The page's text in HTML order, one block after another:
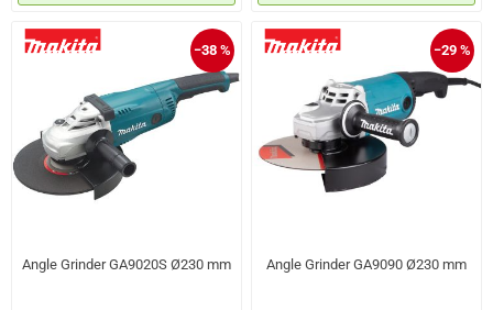
−38 %
Angle Grinder GA9020S Ø230 mm
−29 %
Angle Grinder GA9090 Ø230 mm